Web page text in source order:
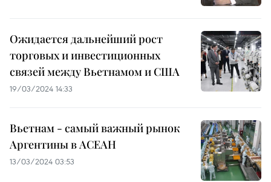
Ожидается дальнейший рост
торговых и инвестиционных
связей между Вьетнамом и США
19/03/2024 14:33
Вьетнам - самый важный рынок
Аргентины в АСЕАН
13/03/2024 03:53